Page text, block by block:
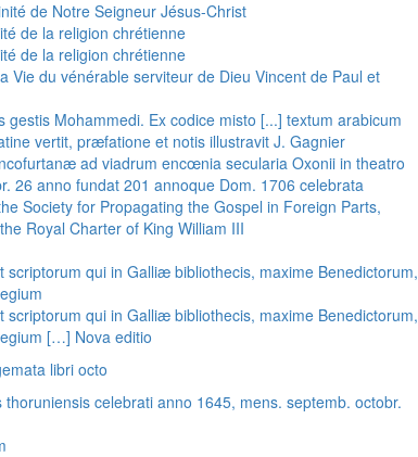
de Notre Seigneur Jésus-Christ
de la religion chrétienne
de la religion chrétienne
Vie du vénérable serviteur de Dieu Vincent de Paul et
gestis Mohammedi. Ex codice misto [...] textum arabicum
vertit, præfatione et notis illustravit J. Gagnier
ad viadrum encœnia secularia Oxonii in theatro
26 anno fundat 201 annoque Dom. 1706 celebrata
Society for Propagating the Gospel in Foreign Parts,
Royal Charter of King William III
scriptorum qui in Galliæ bibliothecis, maxime Benedictorum,
scriptorum qui in Galliæ bibliothecis, maxime Benedictorum,
[…] Nova editio
libri octo
thoruniensis celebrati anno 1645, mens. septemb. octobr.